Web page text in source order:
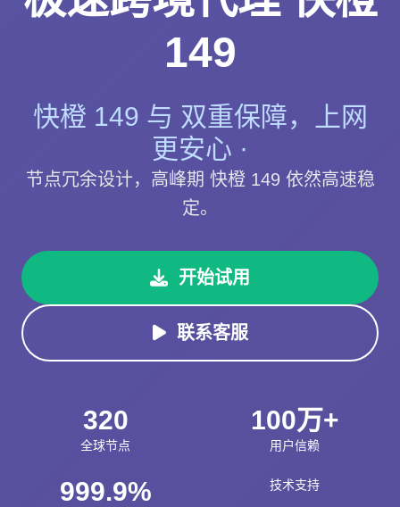
149
快橙 149 与 双重保障，上网
更安心 ·
节点冗余设计，高峰期 快橙 149 依然高速稳
定。
开始试用
联系客服
320
全球节点
100万+
用户信赖
999.9% 技术支持